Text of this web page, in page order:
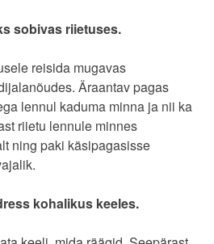
sobivas riietuses.
reisida mugavas
Äraantav pagas
lennul kaduma minna ja nii ka
riietu lennule minnes
ning paki käsipagasisse
kohalikus keeles.